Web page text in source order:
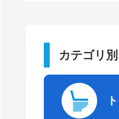
カテゴリ